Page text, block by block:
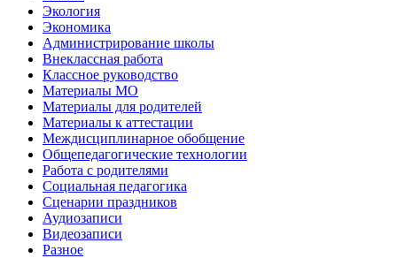
Экология
Экономика
Администрирование школы
Внеклассная работа
Классное руководство
Материалы МО
Материалы для родителей
Материалы к аттестации
Междисциплинарное обобщение
Общепедагогические технологии
Работа с родителями
Социальная педагогика
Сценарии праздников
Аудиозаписи
Видеозаписи
Разное